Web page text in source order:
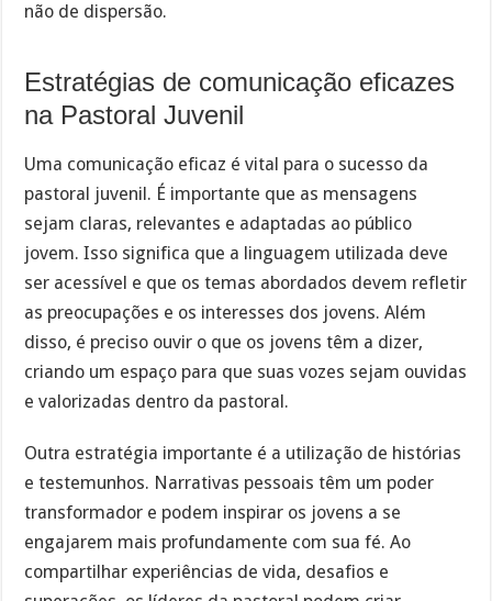
não de dispersão.
Estratégias de comunicação eficazes
na Pastoral Juvenil
Uma comunicação eficaz é vital para o sucesso da
pastoral juvenil. É importante que as mensagens
sejam claras, relevantes e adaptadas ao público
jovem. Isso significa que a linguagem utilizada deve
ser acessível e que os temas abordados devem refletir
as preocupações e os interesses dos jovens. Além
disso, é preciso ouvir o que os jovens têm a dizer,
criando um espaço para que suas vozes sejam ouvidas
e valorizadas dentro da pastoral.
Outra estratégia importante é a utilização de histórias
e testemunhos. Narrativas pessoais têm um poder
transformador e podem inspirar os jovens a se
engajarem mais profundamente com sua fé. Ao
compartilhar experiências de vida, desafios e